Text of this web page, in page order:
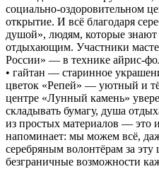
социально-оздоровительном
открытие. И всё благодаря
душой», людям, которые знают
отдыхающим. Участники
России» — в технике айрис-
• гайтан — старинное
цветок «Репей» — уютный и
центре «Лунный камень»
складывать бумагу, душа
из простых материалов — это и
напоминает: мы можем всё,
серебряным волонтёрам за
безграничные возможности